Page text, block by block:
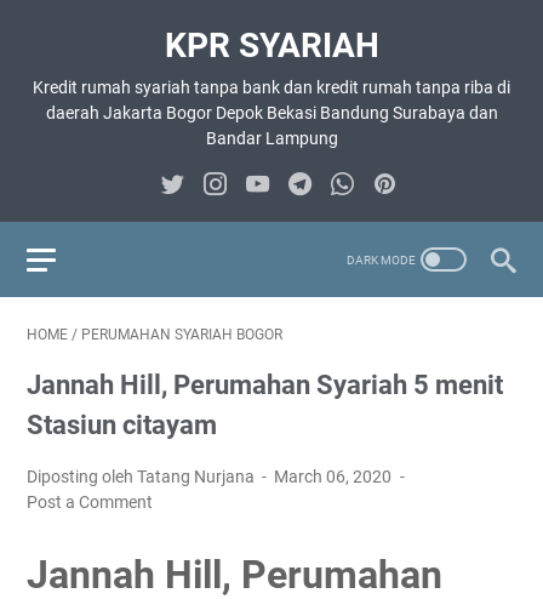
KPR SYARIAH
Kredit rumah syariah tanpa bank dan kredit rumah tanpa riba di
daerah Jakarta Bogor Depok Bekasi Bandung Surabaya dan
Bandar Lampung
HOME / PERUMAHAN SYARIAH BOGOR
Jannah Hill, Perumahan Syariah 5 menit
Stasiun citayam
Diposting oleh Tatang Nurjana
March 06, 2020
Post a Comment
Jannah Hill, Perumahan